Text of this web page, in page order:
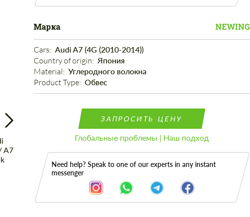
Марка NEWING
Cars: Audi A7 (4G (2010-2014))
Country of origin: Япония
Material: Углеродного волокна
Product Type: Обвес
ЗАПРОСИТЬ ЦЕНУ
Глобальные проблемы | Наш подход
Need help? Speak to one of our experts in any instant
messenger